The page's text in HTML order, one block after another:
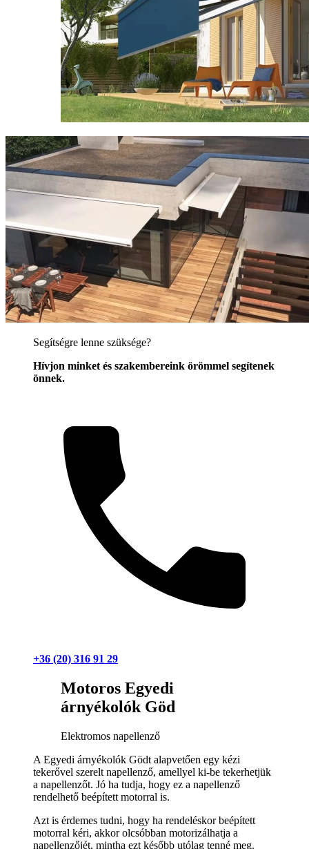
Segítségre lenne szüksége?
Hívjon minket és szakembereink örömmel segítenek
önnek.
+36 (20) 316 91 29
Motoros Egyedi
árnyékolók Göd
Elektromos napellenző
A Egyedi árnyékolók Gödt alapvetően egy kézi
tekerővel szerelt napellenző, amellyel ki-be tekerhetjük
a napellenzőt. Jó ha tudja, hogy ez a napellenző
rendelhető beépített motorral is.
Azt is érdemes tudni, hogy ha rendeléskor beépített
motorral kéri, akkor olcsóbban motorizálhatja a
napellenzőjét, mintha ezt később utólag tenné meg.